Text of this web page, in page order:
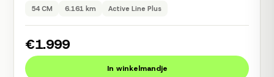
54 CM 6.161 km Active Line Plus
€1.999
In winkelmandje